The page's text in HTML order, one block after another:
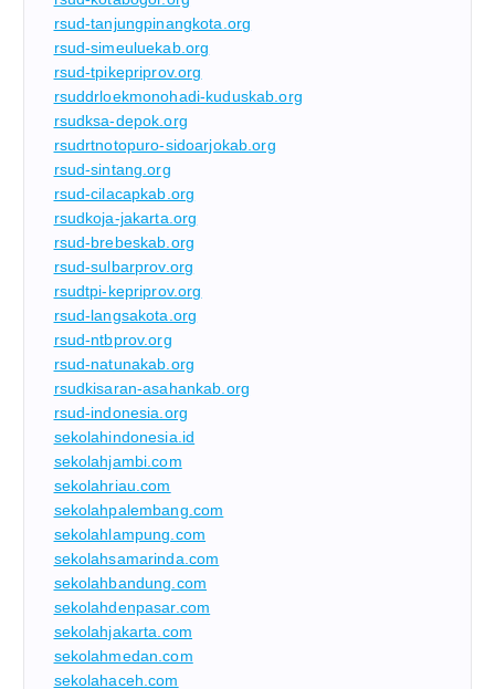
rsud-tanjungpinangkota.org
rsud-simeuluekab.org
rsud-tpikepriprov.org
rsuddrloekmonohadi-kuduskab.org
rsudksa-depok.org
rsudrtnotopuro-sidoarjokab.org
rsud-sintang.org
rsud-cilacapkab.org
rsudkoja-jakarta.org
rsud-brebeskab.org
rsud-sulbarprov.org
rsudtpi-kepriprov.org
rsud-langsakota.org
rsud-ntbprov.org
rsud-natunakab.org
rsudkisaran-asahankab.org
rsud-indonesia.org
sekolahindonesia.id
sekolahjambi.com
sekolahriau.com
sekolahpalembang.com
sekolahlampung.com
sekolahsamarinda.com
sekolahbandung.com
sekolahdenpasar.com
sekolahjakarta.com
sekolahmedan.com
sekolahaceh.com